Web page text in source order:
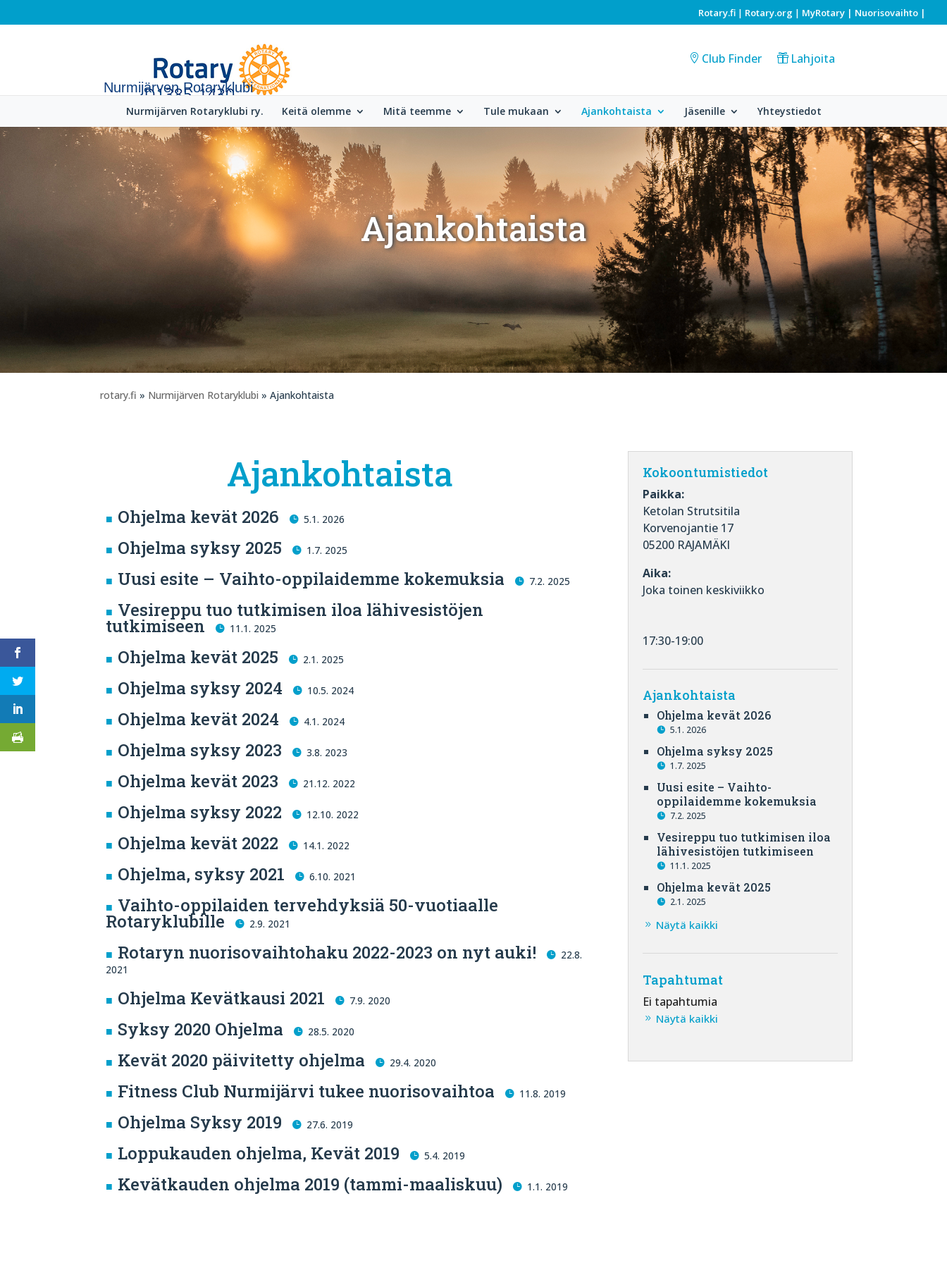
Rotary.fi | Rotary.org | MyRotary | Nuorisovaihto |
Nurmijärven Rotaryklubi
Club Finder Lahjoita
Nurmijärven Rotaryklubi ry. Keitä olemme Mitä teemme Tule mukaan Ajankohtaista Jäsenille Yhteystiedot
Ajankohtaista
rotary.fi » Nurmijärven Rotaryklubi » Ajankohtaista
Ajankohtaista
Ohjelma kevät 2026 5.1. 2026
Ohjelma syksy 2025 1.7. 2025
Uusi esite – Vaihto-oppilaidemme kokemuksia 7.2. 2025
Vesireppu tuo tutkimisen iloa lähivesistöjen
tutkimiseen 11.1. 2025
Ohjelma kevät 2025 2.1. 2025
Ohjelma syksy 2024 10.5. 2024
Ohjelma kevät 2024 4.1. 2024
Ohjelma syksy 2023 3.8. 2023
Ohjelma kevät 2023 21.12. 2022
Ohjelma syksy 2022 12.10. 2022
Ohjelma kevät 2022 14.1. 2022
Ohjelma, syksy 2021 6.10. 2021
Vaihto-oppilaiden tervehdyksiä 50-vuotiaalle
Rotaryklubille 2.9. 2021
Rotaryn nuorisovaihtohaku 2022-2023 on nyt auki!
22.8.
2021
Ohjelma Kevätkausi 2021 7.9. 2020
Syksy 2020 Ohjelma 28.5. 2020
Kevät 2020 päivitetty ohjelma 29.4. 2020
Fitness Club Nurmijärvi tukee nuorisovaihtoa 11.8. 2019
Ohjelma Syksy 2019 27.6. 2019
Loppukauden ohjelma, Kevät 2019 5.4. 2019
Kevätkauden ohjelma 2019 (tammi-maaliskuu) 1.1. 2019
Kokoontumistiedot
Paikka:
Ketolan Strutsitila
Korvenojantie 17
05200 RAJAMÄKI
Aika:
Joka toinen keskiviikko
17:30-19:00
Ajankohtaista
Ohjelma kevät 2026
5.1. 2026
Ohjelma syksy 2025
1.7. 2025
Uusi esite – Vaihto-
oppilaidemme kokemuksia
7.2. 2025
Vesireppu tuo tutkimisen iloa
lähivesistöjen tutkimiseen
11.1. 2025
Ohjelma kevät 2025
2.1. 2025
Näytä kaikki
Tapahtumat
Ei tapahtumia
Näytä kaikki